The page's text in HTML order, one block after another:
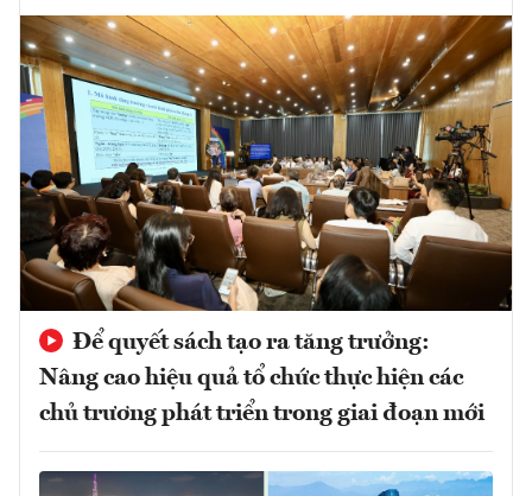
Để quyết sách tạo ra tăng trưởng:
Nâng cao hiệu quả tổ chức thực hiện các
chủ trương phát triển trong giai đoạn mới